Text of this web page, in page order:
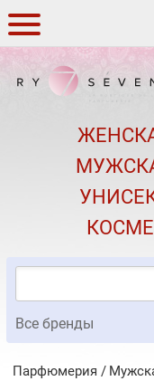
Все бренды
Парфюмерия